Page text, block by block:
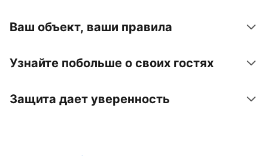
Ваш объект, ваши правила
Узнайте побольше о своих гостях
Защита дает уверенность
Зарегистрировать объект